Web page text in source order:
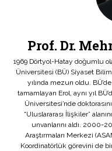
Prof. Dr.
1969 Dörtyol-Hatay doğumlu
Üniversitesi (BÜ) Siyaset
yılında mezun oldu.
tamamlayan Erol, aynı yıl
Üniversitesi’nde
“Uluslararası İlişkiler”
unvanlarını aldı. 2000-
Araştırmaları Merkezi
Koordinatörlük görevini de